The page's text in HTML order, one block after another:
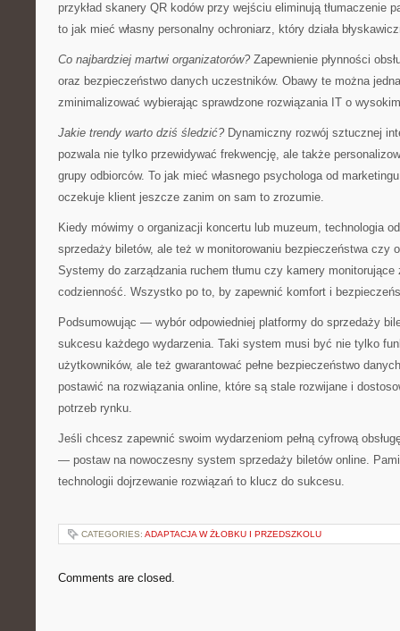
przykład skanery QR kodów przy wejściu eliminują tłumaczenie
to jak mieć własny personalny ochroniarz, który działa
Co najbardziej martwi organizatorów? Zapewnienie płynności
oraz bezpieczeństwo danych uczestników. Obawy te można
zminimalizować wybierając sprawdzone rozwiązania IT o
Jakie trendy warto dziś śledzić? Dynamiczny rozwój sztucznej
pozwala nie tylko przewidywać frekwencję, ale także
grupy odbiorców. To jak mieć własnego psychologa od
oczekuje klient jeszcze zanim on sam to zrozumie.
Kiedy mówimy o organizacji koncertu lub muzeum, technologia
sprzedaży biletów, ale też w monitorowaniu bezpieczeństwa czy
Systemy do zarządzania ruchem tłumu czy kamery
codzienność. Wszystko po to, by zapewnić komfort i
Podsumowując — wybór odpowiedniej platformy do sprzedaży
sukcesu każdego wydarzenia. Taki system musi być nie tylko
użytkowników, ale też gwarantować pełne bezpieczeństwo
postawić na rozwiązania online, które są stale rozwijane i
potrzeb rynku.
Jeśli chcesz zapewnić swoim wydarzeniom pełną cyfrową
— postaw na nowoczesny system sprzedaży biletów online.
technologii dojrzewanie rozwiązań to klucz do sukcesu.
CATEGORIES: ADAPTACJA W ŻŁOBKU I PRZEDSZKOLU
Comments are closed.